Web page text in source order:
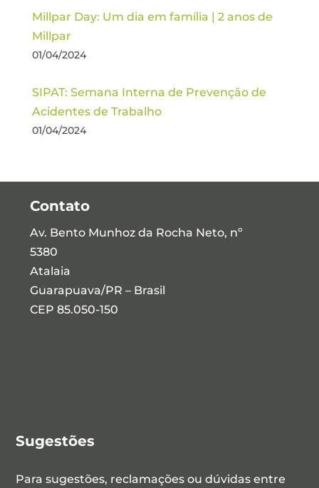
Millpar Day: Um dia em família | 2 anos de
Millpar
01/04/2024
SIPAT: Semana Interna de Prevenção de
Acidentes de Trabalho
01/04/2024
Contato
Av. Bento Munhoz da Rocha Neto, nº
5380
Atalaia
Guarapuava/PR – Brasil
CEP 85.050-150
Sugestões
Para sugestões, reclamações ou dúvidas entre